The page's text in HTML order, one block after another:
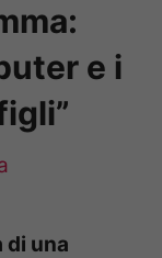
e i
di una